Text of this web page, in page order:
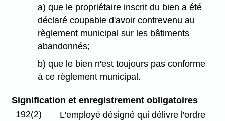
a) que le propriétaire inscrit du bien a été
déclaré coupable d'avoir contrevenu au
règlement municipal sur les bâtiments
abandonnés;
b) que le bien n'est toujours pas conforme
à ce règlement municipal.
Signification et enregistrement obligatoires
192(2)
L'employé désigné qui délivre l'ordre